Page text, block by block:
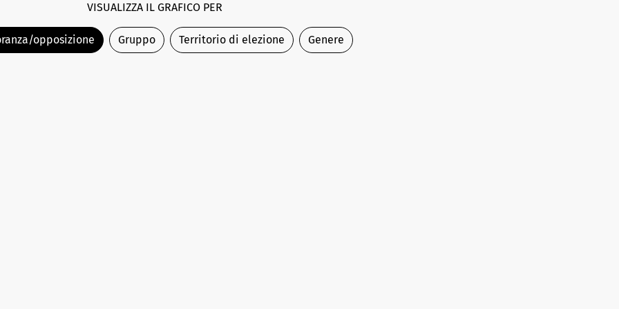
VISUALIZZA IL GRAFICO PER
opposizione Gruppo Territorio di elezione Genere